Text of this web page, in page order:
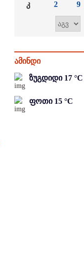
კ 2 9
ამინდი
ზუგდიდი 17 °C
ფოთი 15 °C